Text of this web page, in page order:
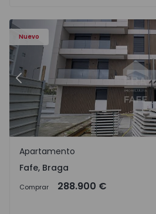
Nuevo
Anterior
Fafe, Braga
Apartamento
Fafe, Braga
Comprar 288.900 €